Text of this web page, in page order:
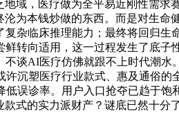
域，医疗做为全平易近刚性需
为本钱炒做的东西。而是对生
杂临床推理能力；最终将回归
转向适用，这一过程发生了底
谈AI医疗仿佛就跟不上时代潮
沉塑医疗行业款式、惠及通俗
误诊率。用户入口抢夺已趋于
式的实力派财产？谜底已然十